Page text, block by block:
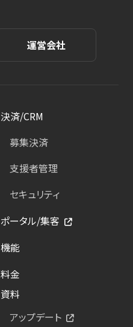
運営会社
決済/CRM
募集決済
支援者管理
セキュリティ
ポータル/集客
機能
料金
資料
アップデート